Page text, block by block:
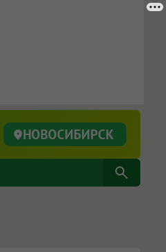
НОВОСИБИРСК